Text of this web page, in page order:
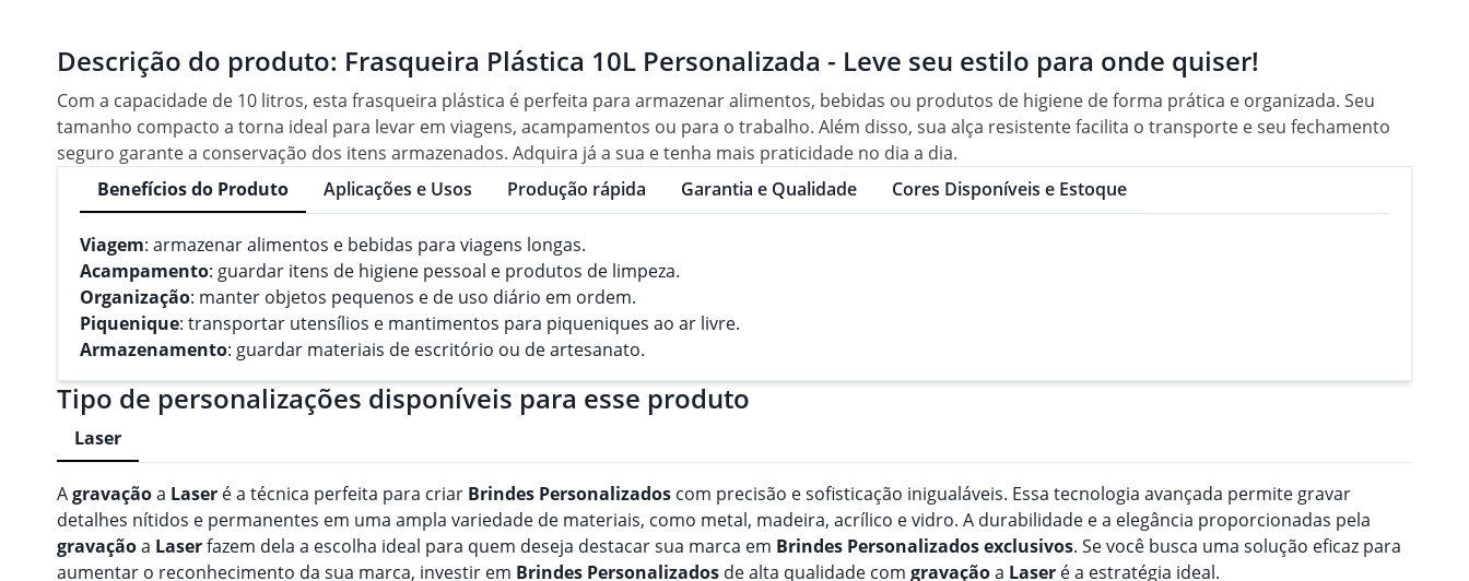
Descrição do produto: Frasqueira Plástica 10L Personalizada - Leve seu estilo para onde quiser!
Com a capacidade de 10 litros, esta frasqueira plástica é perfeita para armazenar alimentos, bebidas ou produtos de higiene de forma prática e organizada. Seu
tamanho compacto a torna ideal para levar em viagens, acampamentos ou para o trabalho. Além disso, sua alça resistente facilita o transporte e seu fechamento
seguro garante a conservação dos itens armazenados. Adquira já a sua e tenha mais praticidade no dia a dia.
Benefícios do Produto
Aplicações e Usos Produção rápida Garantia e Qualidade Cores Disponíveis e Estoque
Viagem: armazenar alimentos e bebidas para viagens longas.
Acampamento: guardar itens de higiene pessoal e produtos de limpeza.
Organização: manter objetos pequenos e de uso diário em ordem.
Piquenique: transportar utensílios e mantimentos para piqueniques ao ar livre.
Armazenamento: guardar materiais de escritório ou de artesanato.
Tipo de personalizações disponíveis para esse produto
Laser
Agravaçãoa Laser é a técnica perfeita para criar Brindes Personalizados com precisão e sofisticação inigualáveis. Essa tecnologia avançada permite gravar
detalhes nítidos e permanentes em uma ampla variedade de materiais, como metal, madeira, acrílico e vidro. A durabilidade e a elegância proporcionadas pela
gravaçãoa Laserfazem dela a escolha ideal para quem deseja destacar sua marca em Brindes Personalizadosexclusivos. Se você busca uma solução eficaz para
aumentar o reconhecimento da sua marca, investir em Brindes Personalizados de alta qualidade com gravaçãoa Laser é a estratégia ideal.